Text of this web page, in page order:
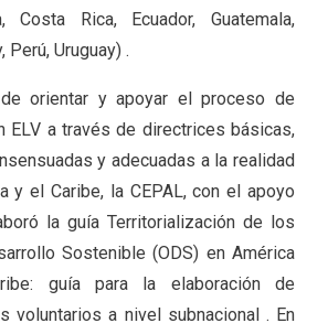
Costa Rica, Ecuador, Guatemala,
Perú, Uruguay) .
orientar y apoyar el proceso de
ELV a través de directrices básicas,
y adecuadas a la realidad
y el Caribe, la CEPAL, con el apoyo
la guía Territorialización de los
Sostenible (ODS) en América
guía para la elaboración de
voluntarios a nivel subnacional . En